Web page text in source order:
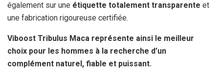
également sur une étiquette totalement transparente et
une fabrication rigoureuse certifiée.
Viboost Tribulus Maca représente ainsi le meilleur
choix pour les hommes à la recherche d’un
complément naturel, fiable et puissant.